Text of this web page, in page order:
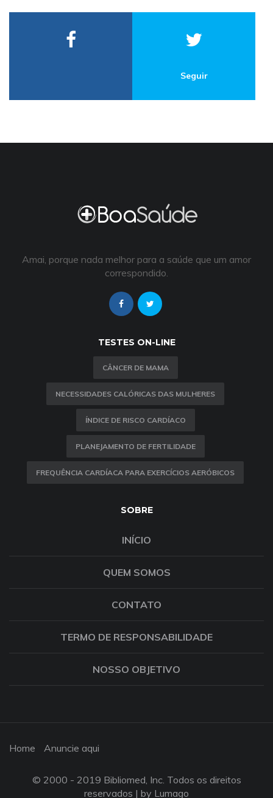
Seguir
Amai, porque nada melhor para a saúde que um amor
correspondido.
TESTES ON-LINE
CÂNCER DE MAMA
NECESSIDADES CALÓRICAS DAS MULHERES
ÍNDICE DE RISCO CARDÍACO
PLANEJAMENTO DE FERTILIDADE
FREQUÊNCIA CARDÍACA PARA EXERCÍCIOS AERÓBICOS
SOBRE
INÍCIO
QUEM SOMOS
CONTATO
TERMO DE RESPONSABILIDADE
NOSSO OBJETIVO
Home Anuncie aqui
© 2000 - 2019 Bibliomed, Inc. Todos os direitos
reservados | by Lumago